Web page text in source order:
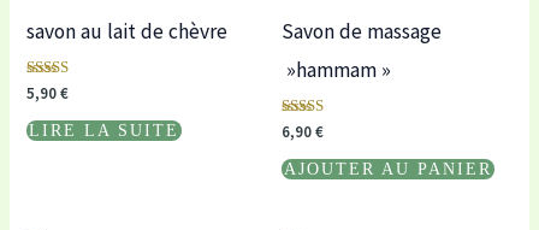
savon au lait de chèvre
Note
5.00
sur 5
5,90€
LIRE LA SUITE
Savon de massage
»hammam »
Note
5.00
sur 5
6,90€
AJOUTER AU PANIER